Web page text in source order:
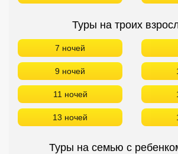
Туры на троих
7 ночей
9 ночей
11 ночей
13 ночей
Туры на семью с
Сетевые отели Турции
Сетевые отели Египта
Сетевые отели ОАЭ
Сетевые отели Таиланда
Сетевые отели Шри Ланки